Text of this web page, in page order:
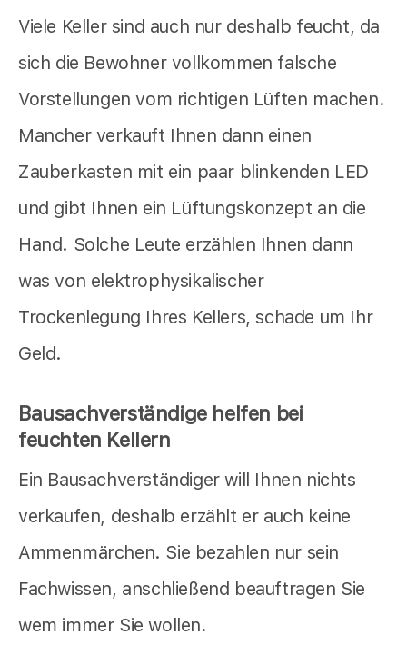
Viele Keller sind auch nur deshalb feucht, da
sich die Bewohner vollkommen falsche
Vorstellungen vom richtigen Lüften machen.
Mancher verkauft Ihnen dann einen
Zauberkasten mit ein paar blinkenden LED
und gibt Ihnen ein Lüftungskonzept an die
Hand. Solche Leute erzählen Ihnen dann
was von elektrophysikalischer
Trockenlegung Ihres Kellers, schade um Ihr
Geld.
Bausachverständige helfen bei
feuchten Kellern
Ein Bausachverständiger will Ihnen nichts
verkaufen, deshalb erzählt er auch keine
Ammenmärchen. Sie bezahlen nur sein
Fachwissen, anschließend beauftragen Sie
wem immer Sie wollen.